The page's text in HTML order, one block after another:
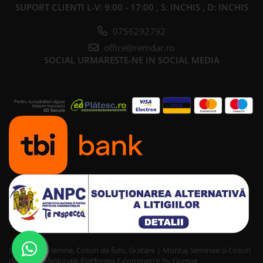
SUPORT CLIENTI L-V: 9:00 - 17:00 , S: INCHIS , D: INCHIS
0756292792
office@remdar.ro
SOCIAL URMARESTE-NE IN SOCIAL MEDIA
Seminee pe lemne, Cosuri de fum, Gratare | Montaj Seminee si Cosuri
de fum profesionale Platforma E-commerce by Gomag